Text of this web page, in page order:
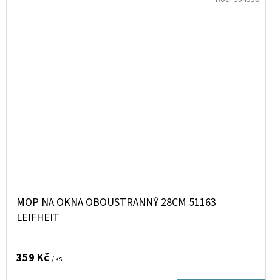
MOP NA OKNA OBOUSTRANNÝ 28CM 51163
LEIFHEIT
359 Kč / ks